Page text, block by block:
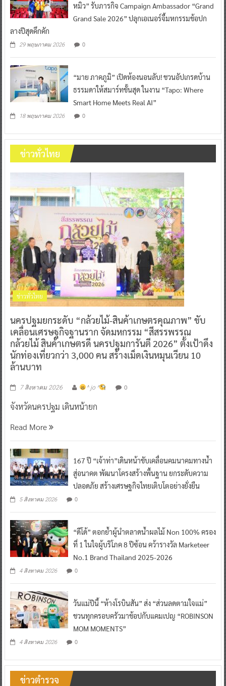
หมิว” รับภารกิจ Campaign Ambassador “Grand
Grand Sale 2026” ปลุกเอเนอร์จี้มหกรรมช้อปก
ลางปีสุดคึกคัก
29 พฤษภาคม 2026 0
“มาย ภาคภูมิ” เปิดห้องนอนลับ! ชวนอัปเกรดบ้าน
ธรรมดาให้สมาร์ทขั้นสุด ในงาน “Tapo: Where
Smart Home Meets Real AI”
18 พฤษภาคม 2026 0
ข่าวทั่วไทย
ข่าวทั่วไทย
นครปฐมยกระดับ “กล้วยไม้-สินค้าเกษตรคุณภาพ” ขับ
เคลื่อนเศรษฐกิจฐานราก จัดมหกรรม “สีสรรพรรณ
กล้วยไม้ สินค้าเกษตรดี นครปฐมการันตี 2026” ตั้งเป้าดึง
นักท่องเที่ยวกว่า 3,000 คน สร้างเม็ดเงินหมุนเวียน 10
ล้านบาท
7 สิงหาคม 2026 ^ jo ^ 0
จังหวัดนครปฐม เดินหน้ายก
Read More
167 ปี “เจ้าท่า”เดินหน้าขับเคลื่อนคมนาคมทางน้ำ
สู่อนาคต พัฒนาโครงสร้างพื้นฐาน ยกระดับความ
ปลอดภัย สร้างเศรษฐกิจไทยเติบโตอย่างยั่งยืน
5 สิงหาคม 2026 0
“ดีโด้” ตอกย้ำผู้นำตลาดน้ำผลไม้ Non 100% ครอง
ที่ 1 ในใจผู้บริโภค 8 ปีซ้อน คว้ารางวัล Marketeer
No.1 Brand Thailand 2025-2026
4 สิงหาคม 2026 0
วันแม่ปีนี้ “ห้างโรบินสัน” ส่ง “ส่วนลดตามใจแม่”
ชวนทุกครอบครัวมาช้อปกับแคมเปญ “ROBINSON
MOM MOMENTS”
4 สิงหาคม 2026 0
ข่าวตำรวจ